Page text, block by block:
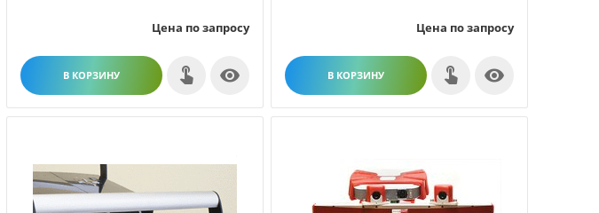
Цена по запросу
В КОРЗИНУ 
Цена по запросу
В КОРЗИНУ 